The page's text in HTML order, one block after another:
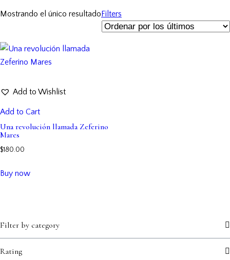
Mostrando el único resultadoFilters
Add to Wishlist
Add to Cart
Una revolución llamada Zeferino
Mares
$180.00
Buy now
Filter by category
Rating